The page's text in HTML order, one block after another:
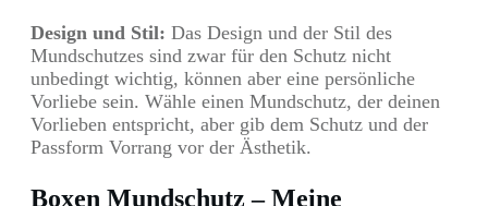
Design und Stil: Das Design und der Stil des
Mundschutzes sind zwar für den Schutz nicht
unbedingt wichtig, können aber eine persönliche
Vorliebe sein. Wähle einen Mundschutz, der deinen
Vorlieben entspricht, aber gib dem Schutz und der
Passform Vorrang vor der Ästhetik.
Boxen Mundschutz – Meine